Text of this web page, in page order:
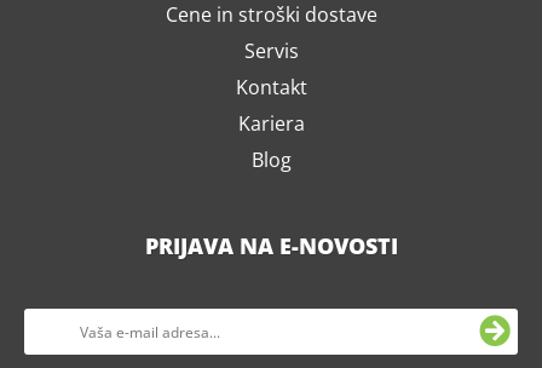
Cene in stroški dostave
Servis
Kontakt
Kariera
Blog
PRIJAVA NA E-NOVOSTI